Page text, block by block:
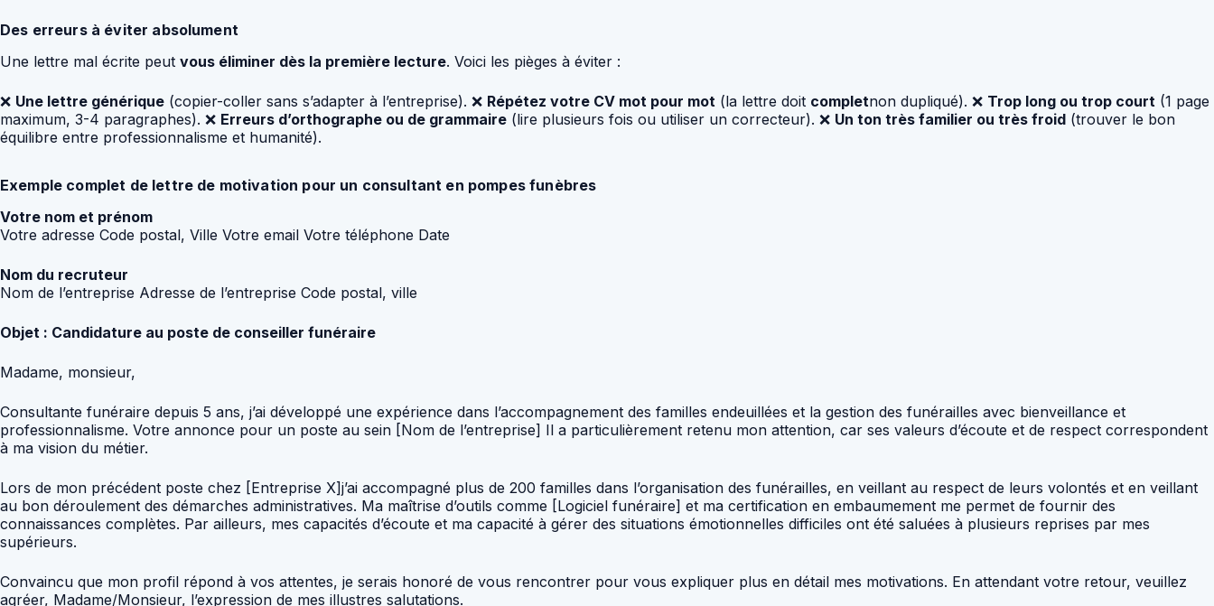
Des erreurs à éviter absolument
Une lettre mal écrite peut vous éliminer dès la première lecture. Voici les pièges à éviter :
❌ Une lettre générique (copier-coller sans s’adapter à l’entreprise). ❌ Répétez votre CV mot pour mot (la lettre doit completnon dupliqué). ❌ Trop long ou trop court (1 page
maximum, 3-4 paragraphes). ❌ Erreurs d’orthographe ou de grammaire (lire plusieurs fois ou utiliser un correcteur). ❌ Un ton très familier ou très froid (trouver le bon
équilibre entre professionnalisme et humanité).
Exemple complet de lettre de motivation pour un consultant en pompes funèbres
Votre nom et prénom
Votre adresse Code postal, Ville Votre email Votre téléphone Date
Nom du recruteur
Nom de l’entreprise Adresse de l’entreprise Code postal, ville
Objet : Candidature au poste de conseiller funéraire
Madame, monsieur,
Consultante funéraire depuis 5 ans, j’ai développé une expérience dans l’accompagnement des familles endeuillées et la gestion des funérailles avec bienveillance et
professionnalisme. Votre annonce pour un poste au sein [Nom de l’entreprise] Il a particulièrement retenu mon attention, car ses valeurs d’écoute et de respect correspondent
à ma vision du métier.
Lors de mon précédent poste chez [Entreprise X]j’ai accompagné plus de 200 familles dans l’organisation des funérailles, en veillant au respect de leurs volontés et en veillant
au bon déroulement des démarches administratives. Ma maîtrise d’outils comme [Logiciel funéraire] et ma certification en embaumement me permet de fournir des
connaissances complètes. Par ailleurs, mes capacités d’écoute et ma capacité à gérer des situations émotionnelles difficiles ont été saluées à plusieurs reprises par mes
supérieurs.
Convaincu que mon profil répond à vos attentes, je serais honoré de vous rencontrer pour vous expliquer plus en détail mes motivations. En attendant votre retour, veuillez
agréer, Madame/Monsieur, l’expression de mes illustres salutations.